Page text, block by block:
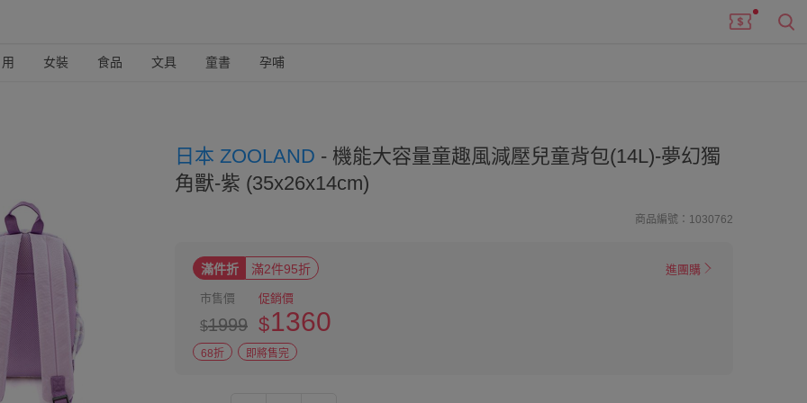
女裝 食品 文具 童書 孕哺
日本 ZOOLAND - 機能大容量童趣風減壓兒童背包(14L)-夢幻獨
角獸-紫 (35x26x14cm)
商品編號：1030762
滿件折 滿2件95折 進團購
市售價
$1999
促銷價
$1360
68折 即將售完